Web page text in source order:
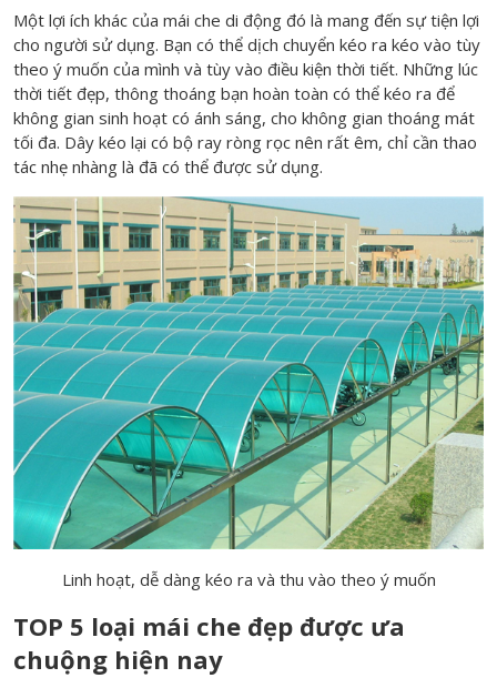
Một lợi ích khác của mái che di động đó là mang đến sự tiện lợi
cho người sử dụng. Bạn có thể dịch chuyển kéo ra kéo vào tùy
theo ý muốn của mình và tùy vào điều kiện thời tiết. Những lúc
thời tiết đẹp, thông thoáng bạn hoàn toàn có thể kéo ra để
không gian sinh hoạt có ánh sáng, cho không gian thoáng mát
tối đa. Dây kéo lại có bộ ray ròng rọc nên rất êm, chỉ cần thao
tác nhẹ nhàng là đã có thể được sử dụng.
Linh hoạt, dễ dàng kéo ra và thu vào theo ý muốn
TOP 5 loại mái che đẹp được ưa
chuộng hiện nay